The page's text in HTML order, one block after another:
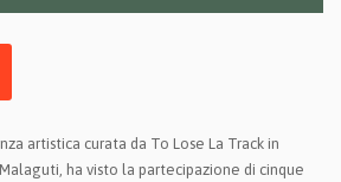
artistica curata da To Lose La Track in
ha visto la partecipazione di cinque